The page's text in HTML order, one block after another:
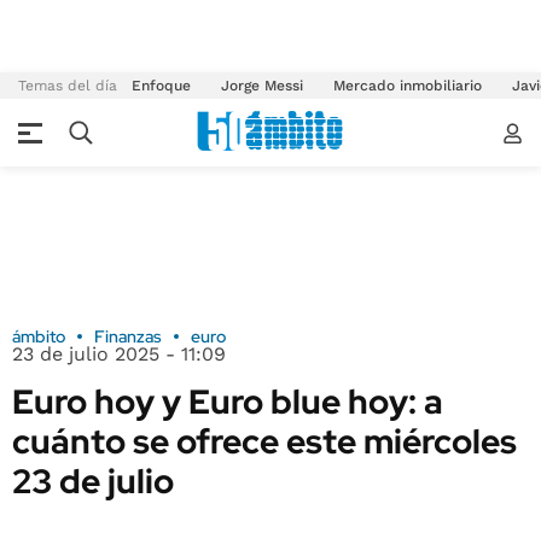
Temas del día Enfoque Jorge Messi Mercado inmobiliario
ámbito Finanzas euro
23 de julio 2025 - 11:09
Euro hoy y Euro blue hoy: a
cuánto se ofrece este miércoles
23 de julio